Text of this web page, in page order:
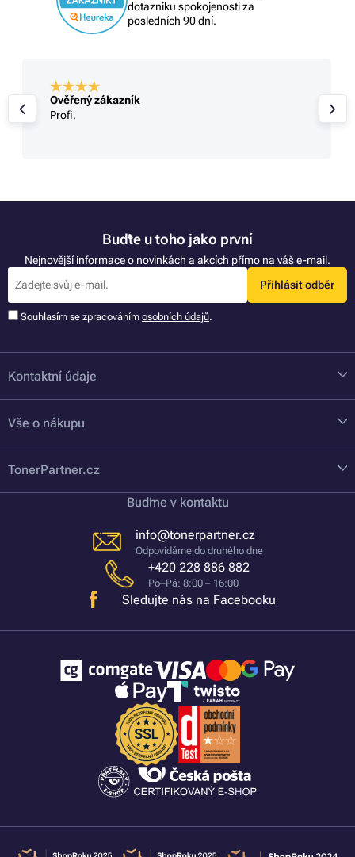
dotazníku spokojenosti za
posledních 90 dní.
Ověřený zákazník
Profi.
Buďte u toho jako první
Nejnovější informace o novinkách a akcích přímo na váš e-mail.
Přihlásit odběr
Souhlasím se zpracováním osobních údajů.
Kontaktní údaje
Vše o nákupu
TonerPartner.cz
Buďme v kontaktu
info@tonerpartner.cz
Odpovídáme do druhého dne
+420 228 886 882
Po–Pá: 8:00 – 16:00
Sledujte nás na Facebooku